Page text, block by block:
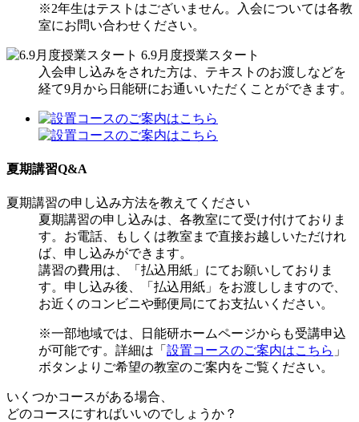
※2年生はテストはございません。入会については各教
室にお問い合わせください。
6.9月度授業スタート
入会申し込みをされた方は、テキストのお渡しなどを
経て9月から日能研にお通いいただくことができます。
夏期講習Q&A
夏期講習の申し込み方法を教えてください
夏期講習の申し込みは、各教室にて受け付けておりま
す。お電話、もしくは教室まで直接お越しいただけれ
ば、申し込みができます。
講習の費用は、「払込用紙」にてお願いしておりま
す。申し込み後、「払込用紙」をお渡ししますので、
お近くのコンビニや郵便局にてお支払いください。
※一部地域では、日能研ホームページからも受講申込
が可能です。詳細は「 設置コースのご案内はこちら 」
ボタンよりご希望の教室のご案内をご覧ください。
いくつかコースがある場合、
どのコースにすればいいのでしょうか？